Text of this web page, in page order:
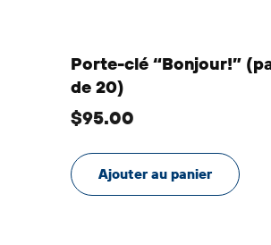
Porte-clé “Bonjour!”
de 20)
$95.00
Ajouter au panier